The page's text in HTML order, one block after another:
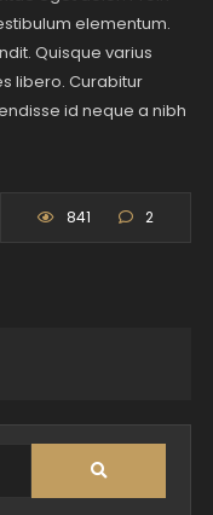
elementum.
Quisque varius
libero. Curabitur
id neque a nibh
841 2